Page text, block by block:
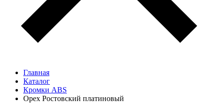
Главная
Каталог
Кромки ABS
Орех Ростовский платиновый